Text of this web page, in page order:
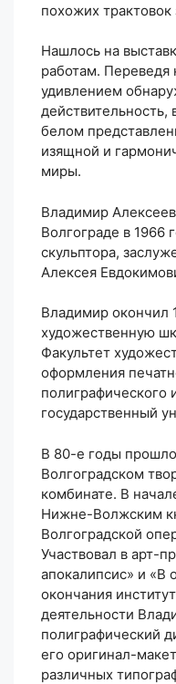
похожих трактовок
Нашлось на
работам. Переведя
удивлением
белом
изящной и
миры.
Владимир
Волгограде в 1966
скульптора,
Алексея
Владимир окончил
художественную
Факультет
оформления
полиграфического
государственный
В 80-е годы
Волгоградском
комбинате. В
Нижне-Волжским
Волгоградской
Участвовал в арт-
апокалипсис» и «В
окончания
деятельности
полиграфический
его оригинал-
различных